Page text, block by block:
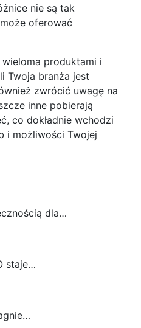
nie są tak
oferować
produktami i
Twoja branża jest
zwrócić uwagę na
inne pobierają
co dokładnie wchodzi
i możliwości Twojej
dla…
staje…